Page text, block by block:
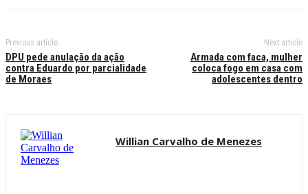
Previous article
DPU pede anulação da ação
contra Eduardo por parcialidade
de Moraes
Next article
Armada com faca, mulher
coloca fogo em casa com
adolescentes dentro
Willian Carvalho de Menezes